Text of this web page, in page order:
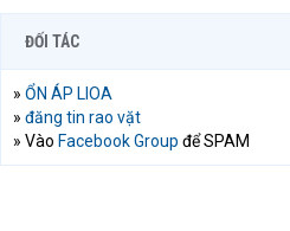
ĐỐI TÁC
» ỔN ÁP LIOA
» đăng tin rao vặt
» Vào Facebook Group để SPAM